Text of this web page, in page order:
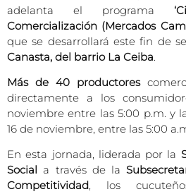
adelanta el programa
Comercialización (Mercados
que se desarrollará este fin de
Canasta, del barrio La Ceiba.
Más de 40 productores
directamente a los
noviembre entre las 5:00 p.m. y
16 de noviembre, entre las 5:00
En esta jornada, liderada por la
Social a través de la
Competitividad, los